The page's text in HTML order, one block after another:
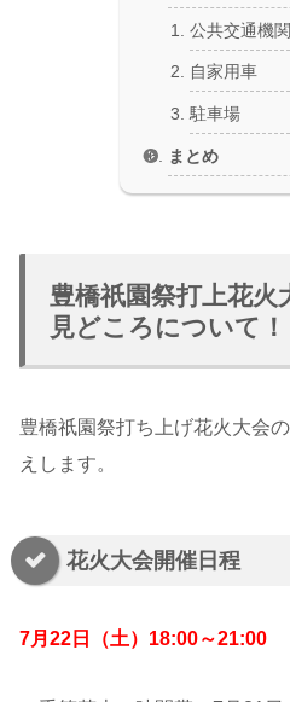
公共交通機関
自家用車
駐車場
まとめ
豊橋祇園祭打上花火
見どころについて！
豊橋祇園祭打ち上げ花火大会
えします。
花火大会開催日程
7月22日（土）18:00～21:00